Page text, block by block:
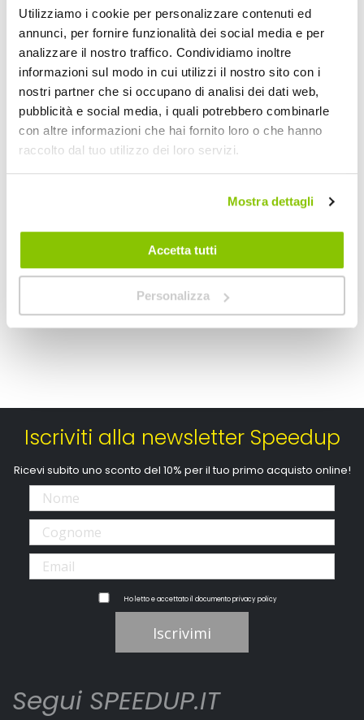
Utilizziamo i cookie per personalizzare contenuti ed
annunci, per fornire funzionalità dei social media e per
analizzare il nostro traffico. Condividiamo inoltre
informazioni sul modo in cui utilizzi il nostro sito con i
nostri partner che si occupano di analisi dei dati web,
pubblicità e social media, i quali potrebbero combinarle
con altre informazioni che hai fornito loro o che hanno
raccolto dal tuo utilizzo dei loro servizi.
Mostra dettagli
Accetta tutti
Personalizza
Portabici posteriore V-Rack - ALTHURA Nissan
speciale
CONSEGNA IN 48H Spedizione gratuita!
Portabici
ALTHURA
speciale
CONSEGNA IN 48H
Iscriviti alla newsletter Speedup
Ricevi subito uno sconto del 10% per il tuo primo acquisto online!
Ho letto e accettato il documentoprivacy policy
Iscrivimi
Segui SPEEDUP.IT